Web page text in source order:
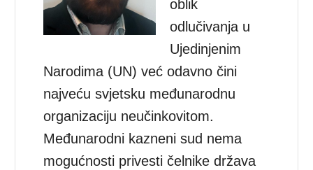
oblik
odlučivanja u
Ujedinjenim
Narodima (UN) već odavno čini
najveću svjetsku međunarodnu
organizaciju neučinkovitom.
Međunarodni kazneni sud nema
mogućnosti privesti čelnike država